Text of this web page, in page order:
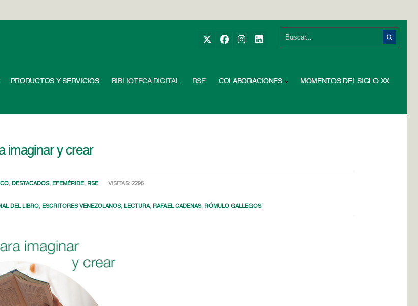
PRODUCTOS Y SERVICIOS BIBLIOTECA DIGITAL RSE COLABORACIONES MOMENTOS DEL SIGLO XX
imaginar y crear
, DESTACADOS, EFEMÉRIDE, RSE VISITAS: 2295
DEL LIBRO, ESCRITORES VENEZOLANOS, LECTURA, RAFAEL CADENAS, RÓMULO GALLEGOS